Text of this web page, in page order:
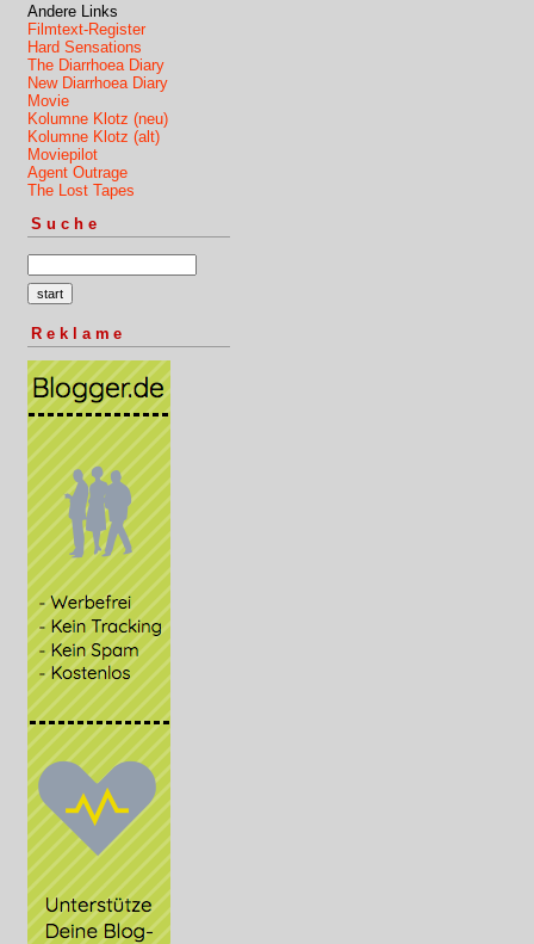
Andere Links
Filmtext-Register
Hard Sensations
The Diarrhoea Diary
New Diarrhoea Diary
Movie
Kolumne Klotz (neu)
Kolumne Klotz (alt)
Moviepilot
Agent Outrage
The Lost Tapes
Suche
Reklame